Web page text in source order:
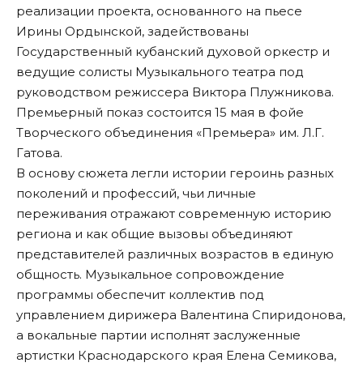
реализации проекта, основанного на пьесе
Ирины Ордынской, задействованы
Государственный кубанский духовой оркестр и
ведущие солисты Музыкального театра под
руководством режиссера Виктора Плужникова.
Премьерный показ состоится 15 мая в фойе
Творческого объединения «Премьера» им. Л.Г.
Гатова.
В основу сюжета легли истории героинь разных
поколений и профессий, чьи личные
переживания отражают современную историю
региона и как общие вызовы объединяют
представителей различных возрастов в единую
общность. Музыкальное сопровождение
программы обеспечит коллектив под
управлением дирижера Валентина Спиридонова,
а вокальные партии исполнят заслуженные
артистки Краснодарского края Елена Семикова,